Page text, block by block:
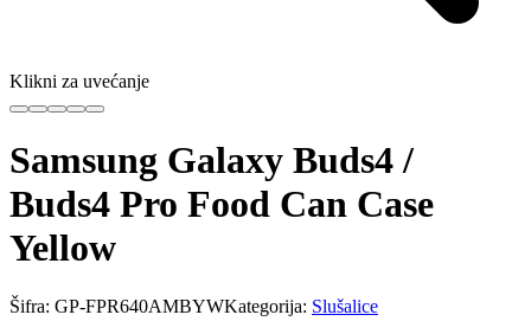
Klikni za uvećanje
Samsung Galaxy Buds4 /
Buds4 Pro Food Can Case
Yellow
Šifra: GP-FPR640AMBYWKategorija: Slušalice